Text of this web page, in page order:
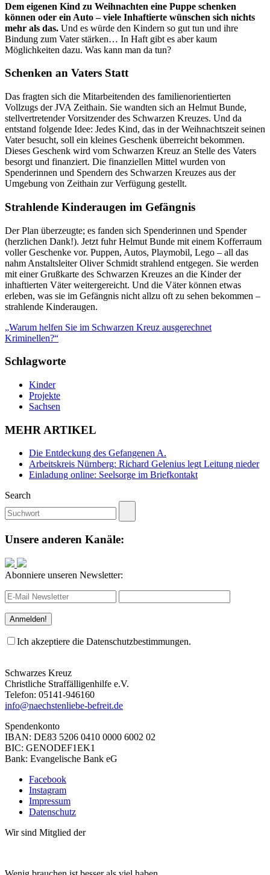
Dem eigenen Kind zu Weihnachten eine Puppe schenken
können oder ein Auto – viele Inhaftierte wünschen sich nichts
mehr als das. Und es würde den Kindern so gut tun und ihre
Bindung zum Vater stärken… In Haft gibt es aber kaum
Möglichkeiten dazu. Was kann man da tun?
Schenken an Vaters Statt
Das fragten sich die Mitarbeitenden des familienorientierten
Vollzugs der JVA Zeithain. Sie wandten sich an Helmut Bunde,
stellvertretender Vorsitzender des Schwarzen Kreuzes. Und da
entstand folgende Idee: Jedes Kind, das in der Weihnachtszeit seinen
Vater besucht, soll ein kleines Geschenk überreicht bekommen.
Dieses Geschenk wird vom Schwarzen Kreuz an Stelle des Vaters
besorgt und finanziert. Die finanziellen Mittel wurden von
Spenderinnen und Spendern des Schwarzen Kreuzes aus der
Umgebung von Zeithain zur Verfügung gestellt.
Strahlende Kinderaugen im Gefängnis
Der Plan überzeugte; es fanden sich Spenderinnen und Spender
(herzlichen Dank!). Jetzt fuhr Helmut Bunde mit einem Kofferraum
voller Geschenke vor. Puppen, Autos, Playmobil, Lego – all das
nahm Anstaltsleiter Oliver Schmidt strahlend entgegen. Sie werden
mit einer Grußkarte des Schwarzen Kreuzes an die Kinder der
inhaftierten Väter weitergereicht. Und die Väter können etwas
erleben, was sie im Gefängnis nicht allzu oft zu sehen bekommen –
strahlende Kinderaugen.
„Warum helfen Sie im Schwarzen Kreuz ausgerechnet
Kriminellen?“
Schlagworte
Kinder
Projekte
Sachsen
MEHR ARTIKEL
Die Entdeckung des Gefangenen A.
Arbeitskreis Nürnberg: Richard Gelenius legt Leitung nieder
Einladung online: Seelsorge im Briefkontakt
Search
Unsere anderen Kanäle:
Abonniere unseren Newsletter:
Ich akzeptiere die Datenschutzbestimmungen.
Schwarzes Kreuz
Christliche Straffälligenhilfe e.V.
Telefon: 05141-946160
info@naechstenliebe-befreit.de
Spendenkonto
IBAN: DE83 5206 0410 0000 6002 02
BIC: GENODEF1EK1
Bank: Evangelische Bank eG
Facebook
Instagram
Impressum
Datenschutz
Wir sind Mitglied der